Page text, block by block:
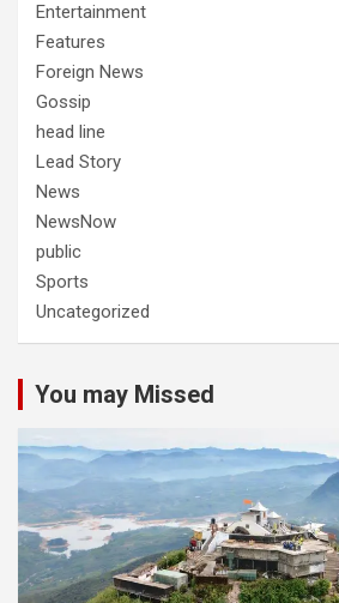
Entertainment
Features
Foreign News
Gossip
head line
Lead Story
News
NewsNow
public
Sports
Uncategorized
You may Missed